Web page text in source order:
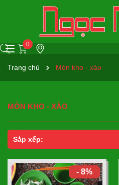
0
Trang chủ Món kho - xào
MÓN KHO - XÀO
Sắp xếp:
- 8%